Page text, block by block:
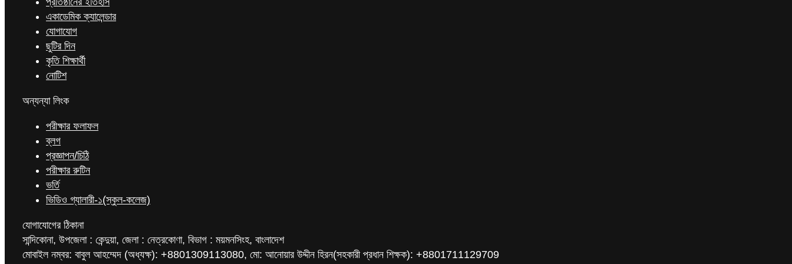
একাডেমিক ক্যালেন্ডার
যোগাযোগ
ছুটির দিন
কৃতি শিক্ষার্থী
নোটিশ
অন্যন্যা লিংক
পরীক্ষার ফলাফল
ব্লগ
প্রজ্ঞাপন/চিঠি
পরীক্ষার রুটিন
ভর্তি
ভিডিও গ্যালারী-১(স্কুল-কলেজ)
যোগাযোগের ঠিকানা
সান্দিকোনা, উপজেলা : কেন্দুয়া, জেলা : নেত্রকোণা, বিভাগ : ময়মনসিংহ, বাংলাদেশ
মোবাইল নম্বর: বাবুল আহম্মেদ (অধ্যক্ষ): +8801309113080, মো: আনোয়ার উদ্দীন হিরন(সহকারী প্রধান শিক্ষক): +8801711129709